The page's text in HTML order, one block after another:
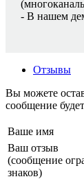
- В нашем
Отзывы
Вы можете
сообщение
Ваше имя
Ваш отзыв
(сообщение
знаков)